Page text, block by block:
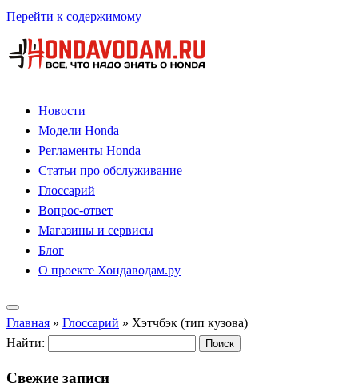
Перейти к содержимому
Новости
Модели Honda
Регламенты Honda
Статьи про обслуживание
Глоссарий
Вопрос-ответ
Магазины и сервисы
Блог
О проекте Хондаводам.ру
Главная » Глоссарий » Хэтчбэк (тип кузова)
Найти:
Свежие записи